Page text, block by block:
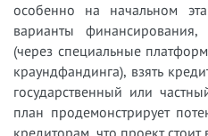
особенно на начальном
варианты
(через специальные
краундфандинга), взять
государственный или
план продемонстрирует